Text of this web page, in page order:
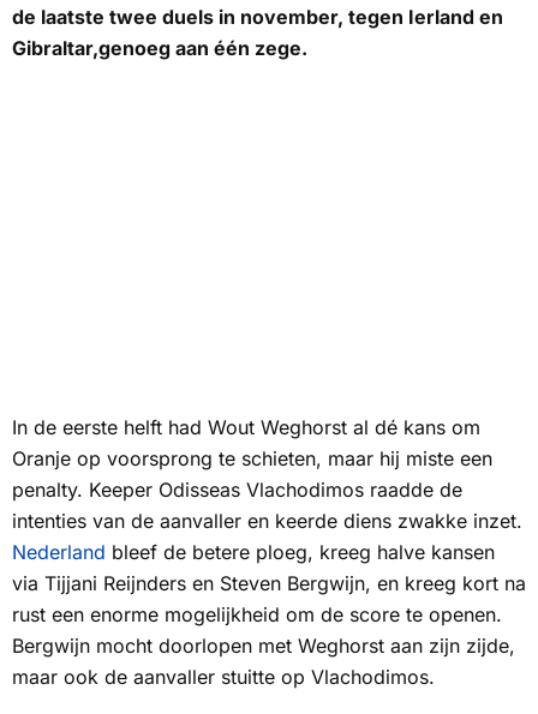
de laatste twee duels in november, tegen Ierland en
Gibraltar,genoeg aan één zege.
In de eerste helft had Wout Weghorst al dé kans om
Oranje op voorsprong te schieten, maar hij miste een
penalty. Keeper Odisseas Vlachodimos raadde de
intenties van de aanvaller en keerde diens zwakke inzet.
Nederland bleef de betere ploeg, kreeg halve kansen
via Tijjani Reijnders en Steven Bergwijn, en kreeg kort na
rust een enorme mogelijkheid om de score te openen.
Bergwijn mocht doorlopen met Weghorst aan zijn zijde,
maar ook de aanvaller stuitte op Vlachodimos.